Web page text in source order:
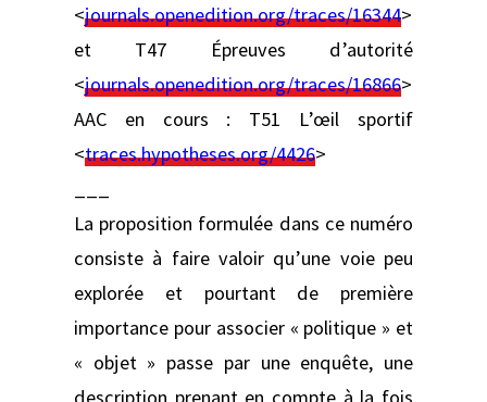
<journals.openedition.org/traces/16344>
et T47 Épreuves d’autorité
<journals.openedition.org/traces/16866>
AAC en cours : T51 L’œil sportif
<traces.hypotheses.org/4426>
La proposition formulée dans ce numéro
consiste à faire valoir qu’une voie peu
explorée et pourtant de première
importance pour associer « politique » et
« objet » passe par une enquête, une